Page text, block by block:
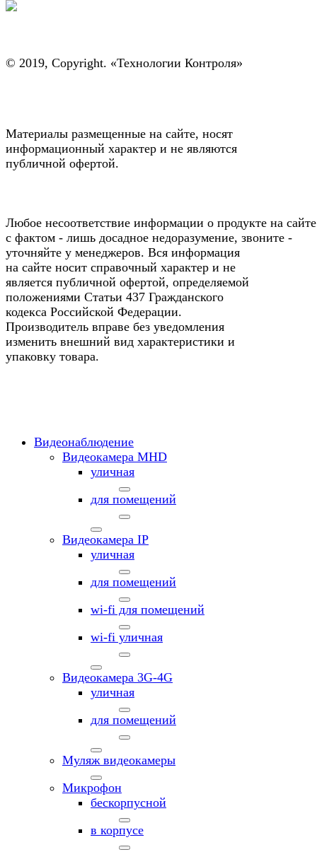
© 2019, Copyright. «Технологии Контроля»
Материалы размещенные на сайте, носят
информационный характер и не являются
публичной офертой.
Любое несоответствие информации о продукте на сайте
с фактом - лишь досадное недоразумение, звоните -
уточняйте у менеджеров. Вся информация
на сайте носит справочный характер и не
является публичной офертой, определяемой
положениями Статьи 437 Гражданского
кодекса Российской Федерации.
Производитель вправе без уведомления
изменить внешний вид характеристики и
упаковку товара.
Видеонаблюдение
Видеокамера MНD
уличная
для помещений
Видеокамера IP
уличная
для помещений
wi-fi для помещений
wi-fi уличная
Видеокамера 3G-4G
уличная
для помещений
Муляж видеокамеры
Микрофон
бескорпусной
в корпусе